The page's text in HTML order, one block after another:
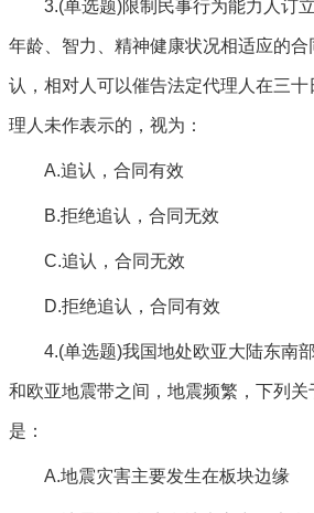
3.(单选题)限制民事行为能力人订
年龄、智力、精神健康状况相适应的
认，相对人可以催告法定代理人在三
理人未作表示的，视为：
A.追认，合同有效
B.拒绝追认，合同无效
C.追认，合同无效
D.拒绝追认，合同有效
4.(单选题)我国地处欧亚大陆东南
和欧亚地震带之间，地震频繁，下列
是：
A.地震灾害主要发生在板块边缘